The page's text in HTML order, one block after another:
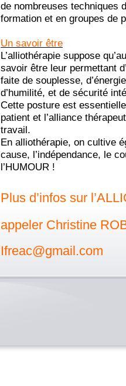
de nombreuses techniques
formation et en groupes de
Un savoir être
L’alliothérapie suppose
savoir être leur permettant
faite de souplesse,
d’humilité, et de sécurité
Cette posture est
patient et l’alliance
travail.
En alliothérapie, on cultive
cause, l’indépendance, le
l’HUMOUR !
Plus d’infos sur
appeler Christine
Ifreac@gmail.com